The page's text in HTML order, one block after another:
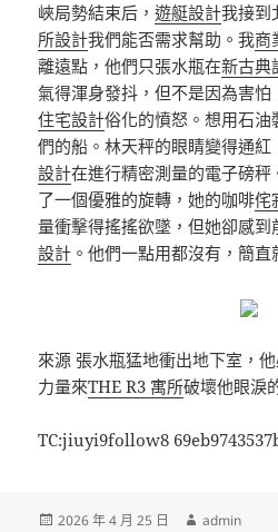
峽局勢結束后，遊艇設計我接到
所設計我們能否需求幫助。我商
離遠點，他們只張水瓶在新古典
氣得渾身發抖，但不是因為害
住宅設計俗化的憤怒。想用石油
們的船。林天秤的眼睛變得通紅
設計在進行精密測量的電子磅
了一個優雅的旋轉，她的咖啡侘
量衝擊得搖搖欲墜，但她卻感到
設計 。他們一點用都沒有，簡直
來源 張水瓶猛地衝出地下室，
力量來THE R3 寓所破壞他眼淚
TC:jiuyi9follow8
發
2026 年 4 月 25 日
作
admin